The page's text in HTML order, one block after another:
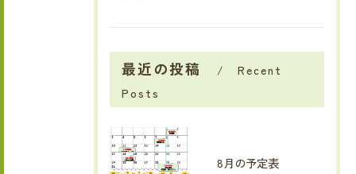
最近の投稿
Recent
Posts
8月の予定表